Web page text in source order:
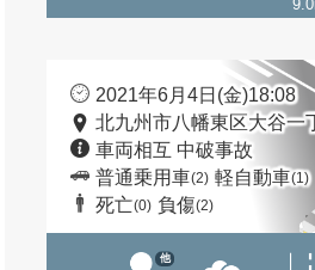
2021年6月4日(金)18:08
北九州市八幡東区大谷一
車両相互 中破事故
普通乗用車(2) 軽自動車(1)
死亡(0) 負傷(2)
他